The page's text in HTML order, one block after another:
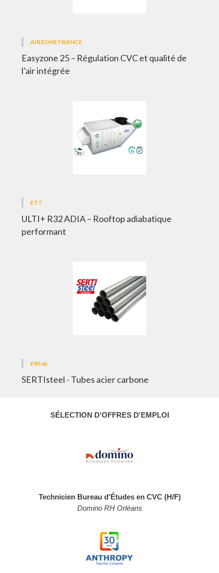
AIRZONE FRANCE
Easyzone 25 – Régulation CVC et qualité de
l’air intégrée
ETT
ULTI+ R32 ADIA – Rooftop adiabatique
performant
PBtub
SERTIsteel - Tubes acier carbone
SÉLECTION D'OFFRES D'EMPLOI
Technicien Bureau d'Études en CVC (H/F)
Domino RH Orléans